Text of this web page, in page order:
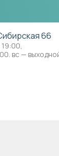
66
вс —